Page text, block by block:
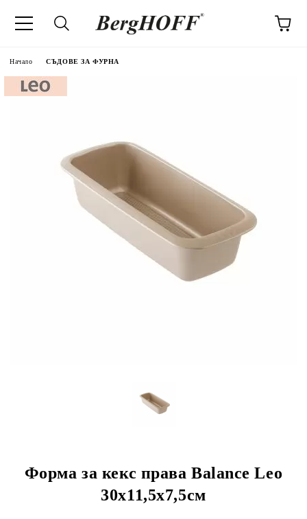
Начало СЪДОВЕ ЗА ФУРНА
Форма за кекс права Balance Leo
30х11,5х7,5см